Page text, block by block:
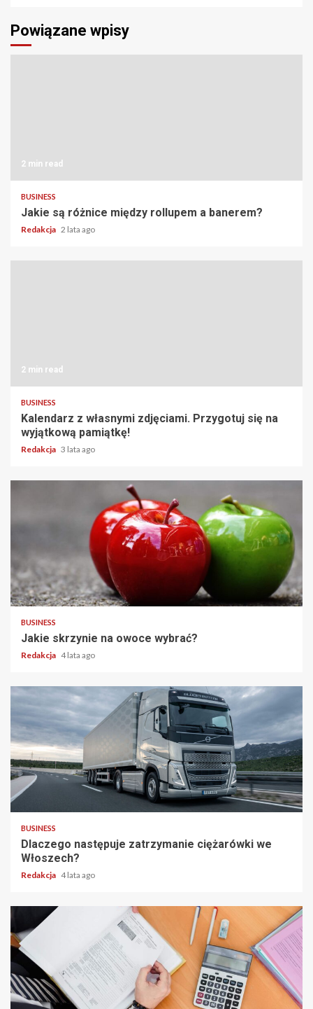
Powiązane wpisy
2 min read
BUSINESS
Jakie są różnice między rollupem a banerem?
Redakcja 2 lata ago
2 min read
BUSINESS
Kalendarz z własnymi zdjęciami. Przygotuj się na
wyjątkową pamiątkę!
Redakcja 3 lata ago
2 min read
BUSINESS
Jakie skrzynie na owoce wybrać?
Redakcja 4 lata ago
2 min read
BUSINESS
Dlaczego następuje zatrzymanie ciężarówki we
Włoszech?
Redakcja 4 lata ago